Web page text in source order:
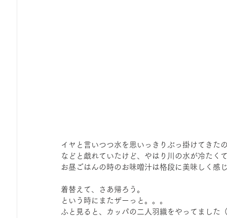
イヤと言いつつ水を思いっきりぶっ掛けてきた
などと戯れていたけど、やはり川の水が冷たく
お昼ごはんの時のお味噌汁は格段に美味しく感
着替えて、さあ帰ろう。
という時にまたザーっと。。。
ふと見ると、カッパの二人羽織をやってました